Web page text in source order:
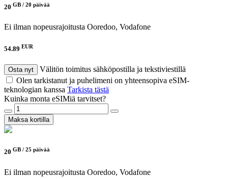
20 GB / 20 päivää
Ei ilman nopeusrajoitusta Ooredoo, Vodafone
54.89 EUR
Osta nyt
Välitön toimitus sähköpostilla ja tekstiviestillä
Olen tarkistanut ja puhelimeni on yhteensopiva eSIM-
teknologian kanssa Tarkista tästä
Kuinka monta eSIMiä tarvitset?
Maksa kortilla
20 GB / 25 päivää
Ei ilman nopeusrajoitusta Ooredoo, Vodafone